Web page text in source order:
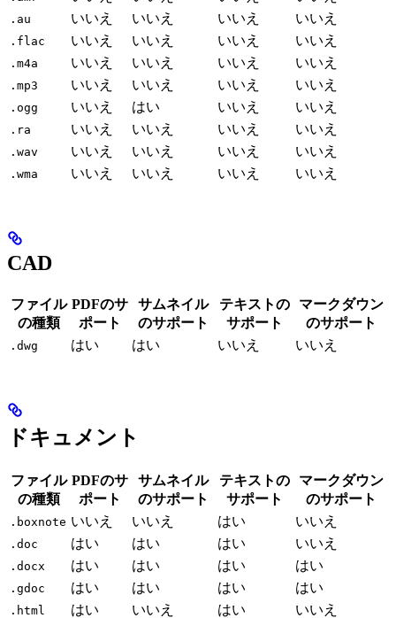
.au いいえ いいえ いいえ いいえ
.flac いいえ いいえ いいえ いいえ
.m4a いいえ いいえ いいえ いいえ
.mp3 いいえ いいえ いいえ いいえ
.ogg いいえ はい いいえ いいえ
.ra いいえ いいえ いいえ いいえ
.wav いいえ いいえ いいえ いいえ
.wma いいえ いいえ いいえ いいえ
CAD
ファイル
の種類
PDFのサ
ポート
サムネイル
のサポート
テキストの
サポート
マークダウン
のサポート
.dwg はい はい いいえ いいえ
ドキュメント
ファイル
の種類
PDFのサ
ポート
サムネイル
のサポート
テキストの
サポート
マークダウン
のサポート
.boxnote いいえ いいえ はい いいえ
.doc はい はい はい いいえ
.docx はい はい はい はい
.gdoc はい はい はい はい
.html はい いいえ はい いいえ